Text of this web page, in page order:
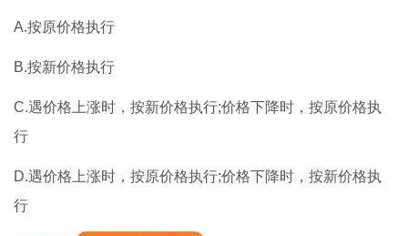
A.按原价格执行
B.按新价格执行
C.遇价格上涨时，按新价格执行;价格下降时，按原价格执
行
D.遇价格上涨时，按原价格执行;价格下降时，按新价格执
行